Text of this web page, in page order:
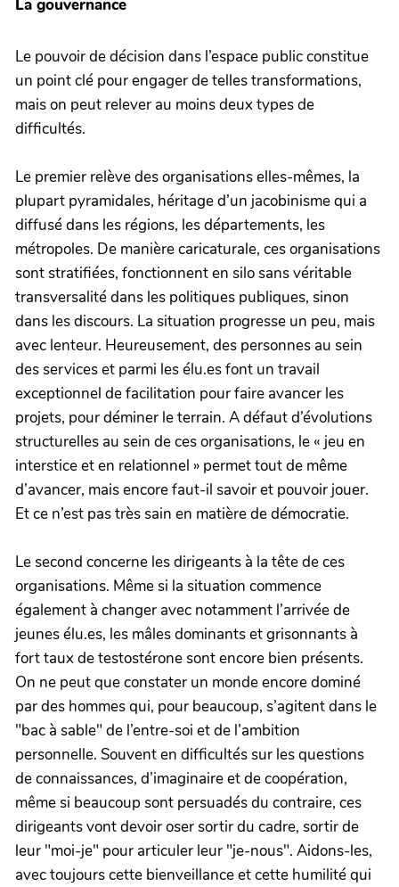
La gouvernance
Le pouvoir de décision dans l’espace public constitue
un point clé pour engager de telles transformations,
mais on peut relever au moins deux types de
difficultés.
Le premier relève des organisations elles-mêmes, la
plupart pyramidales, héritage d’un jacobinisme qui a
diffusé dans les régions, les départements, les
métropoles. De manière caricaturale, ces organisations
sont stratifiées, fonctionnent en silo sans véritable
transversalité dans les politiques publiques, sinon
dans les discours. La situation progresse un peu, mais
avec lenteur. Heureusement, des personnes au sein
des services et parmi les élu.es font un travail
exceptionnel de facilitation pour faire avancer les
projets, pour déminer le terrain. A défaut d’évolutions
structurelles au sein de ces organisations, le « jeu en
interstice et en relationnel » permet tout de même
d’avancer, mais encore faut-il savoir et pouvoir jouer.
Et ce n’est pas très sain en matière de démocratie.
Le second concerne les dirigeants à la tête de ces
organisations. Même si la situation commence
également à changer avec notamment l’arrivée de
jeunes élu.es, les mâles dominants et grisonnants à
fort taux de testostérone sont encore bien présents.
On ne peut que constater un monde encore dominé
par des hommes qui, pour beaucoup, s’agitent dans le
"bac à sable" de l’entre-soi et de l’ambition
personnelle. Souvent en difficultés sur les questions
de connaissances, d’imaginaire et de coopération,
même si beaucoup sont persuadés du contraire, ces
dirigeants vont devoir oser sortir du cadre, sortir de
leur "moi-je" pour articuler leur "je-nous". Aidons-les,
avec toujours cette bienveillance et cette humilité qui